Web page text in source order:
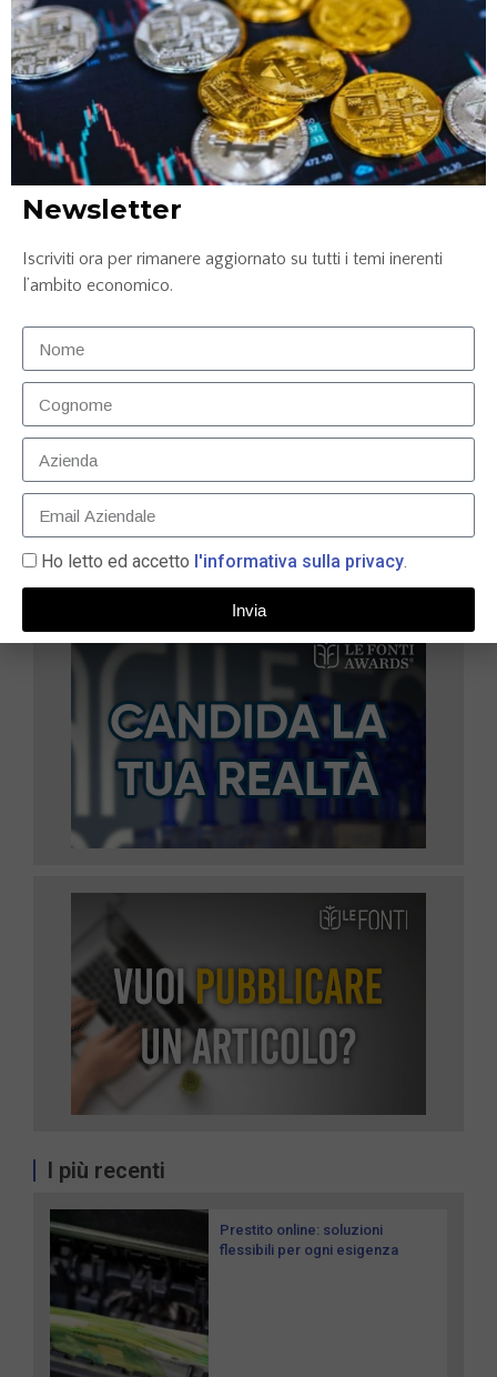
28 Febbraio 2024
LEGGI TUTTO »
Palucart trionfa a Le Fonti Awards 2023
11 Dicembre 2023
I più recenti
Prestito online: soluzioni
flessibili per ogni esigenza
Newsletter
Iscriviti ora per rimanere aggiornato su tutti i temi inerenti
l’ambito economico.
Ho letto ed accetto l'informativa sulla privacy.
Invia